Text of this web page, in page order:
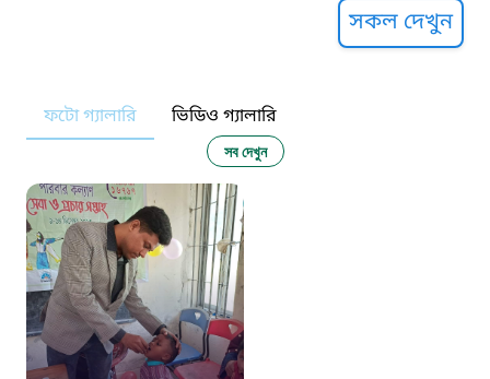
নারী ও শিশু নির্যাতন প্রতিরোধ
১০৬
দুদক
১০২
দুর্যোগের আগাম বার্তা
সকল দেখুন
ফটো গ্যালারি ভিডিও গ্যালারি
সব দেখুন